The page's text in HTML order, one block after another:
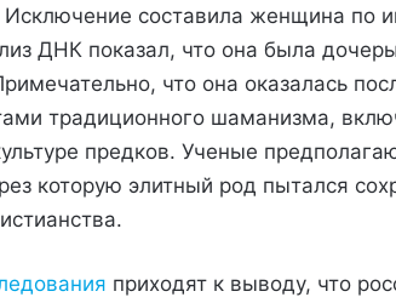
Исключение составила женщина по
ДНК показал, что она была
что она оказалась
традиционного шаманизма,
предков. Ученые
которую элитный род пытался
приходят к выводу, что